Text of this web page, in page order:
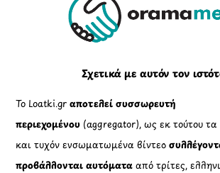
To
Σχετικά με αυτόν τον
Το Loatki.grαποτελεί συσσωρευτή
περιεχομένου (aggregator), ως εκ τούτου τα
και τυχόν ενσωματωμένα βίντεο
προβάλλονται αυτόματααπό τρίτες,